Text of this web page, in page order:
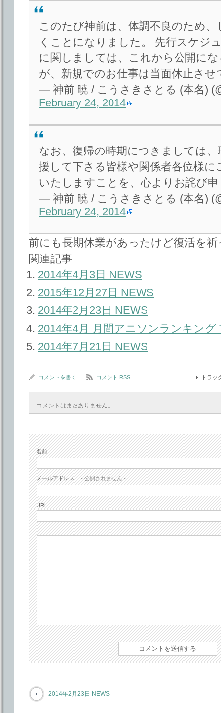
このたび神前は、体調不良のため
くことになりました。 先行スケジ
に関しましては、これから公開に
が、新規でのお仕事は当面休止させ
— 神前 暁 / こうさきさとる (本名)
February 24, 2014
なお、復帰の時期につきましては
援して下さる皆様や関係者各位様
いたしますことを、心よりお詫び
— 神前 暁 / こうさきさとる (本名)
February 24, 2014
前にも長期休業があったけど復活を
関連記事
2014年4月3日 NEWS
2015年12月27日 NEWS
2014年2月23日 NEWS
2014年4月 月間アニソンランキング
2014年7月21日 NEWS
コメントを書く コメント RSS トラ
コメントはまだありません。
名前
メールアドレス - 公開されません -
URL
2014年2月23日 NEWS